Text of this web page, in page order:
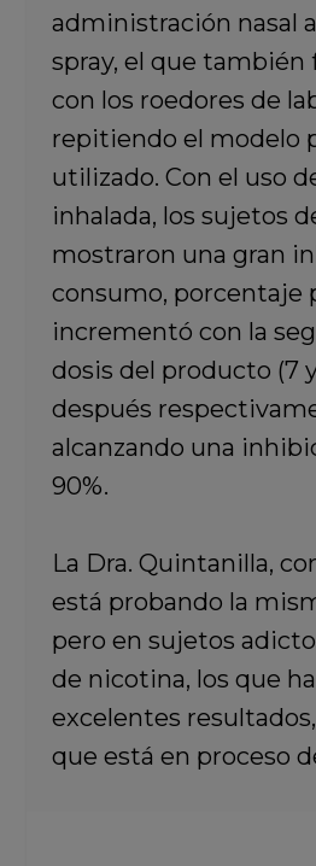
administración nasal
spray, el que también
con los roedores de
repitiendo el modelo
utilizado. Con el uso
inhalada, los sujetos
mostraron una gran
consumo, porcentaje
incrementó con la
dosis del producto (7
después
alcanzando una
90%.
La Dra. Quintanilla,
está probando la
pero en sujetos
de nicotina, los que
excelentes
que está en proceso